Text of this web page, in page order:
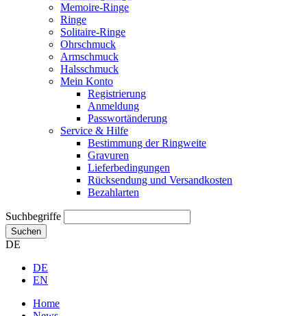
Memoire-Ringe
Ringe
Solitaire-Ringe
Ohrschmuck
Armschmuck
Halsschmuck
Mein Konto
Registrierung
Anmeldung
Passwortänderung
Service & Hilfe
Bestimmung der Ringweite
Gravuren
Lieferbedingungen
Rücksendung und Versandkosten
Bezahlarten
Suchbegriffe
Suchen
DE
DE
EN
Home